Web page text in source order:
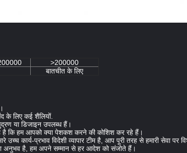
>200000
बातचीत के लिए
के लिए कई शैलियों.
या डिजाइन उपलब्ध हैं।
है कि हम आपको क्या पेशकश करने की कोशिश कर रहे हैं।
उच्च कार्य-प्रभाव विदेशी व्यापार टीम है, आप पूरी तरह से हमारी सेवा पर
अनुभव है, हम अपने सम्मान से हर आदेश को संजोते हैं।